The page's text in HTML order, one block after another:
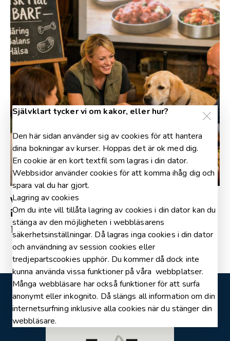
Vill du ge din hund riktig mat – men vet
inte var du ska börja?
100.00kr
Hundkurser för alla!
Självklart tycker vi om kakor, eller hur?
Den här sidan använder sig av cookies för att hantera
dina bokningar av kurser. Hoppas det är ok med dig.
En cookie är en kort textfil som lagras i din dator.
Webbsidor använder cookies för att komma ihåg dig och
spara val du har gjort.
Lagring av cookies
Om du inte vill tillåta lagring av cookies i din dator kan du
stänga av den möjligheten i webbläsarens
säkerhetsinställningar. Då lagras inga cookies i din dator
och användning av session cookies eller
tredjepartscookies upphör. Du kommer då dock inte
kunna använda vissa funktioner på våra webbplatser.
Många webbläsare har också funktioner för att surfa
anonymt eller inkognito. Då slängs all information om din
internetsurfning inklusive alla cookies när du stänger din
webbläsare.